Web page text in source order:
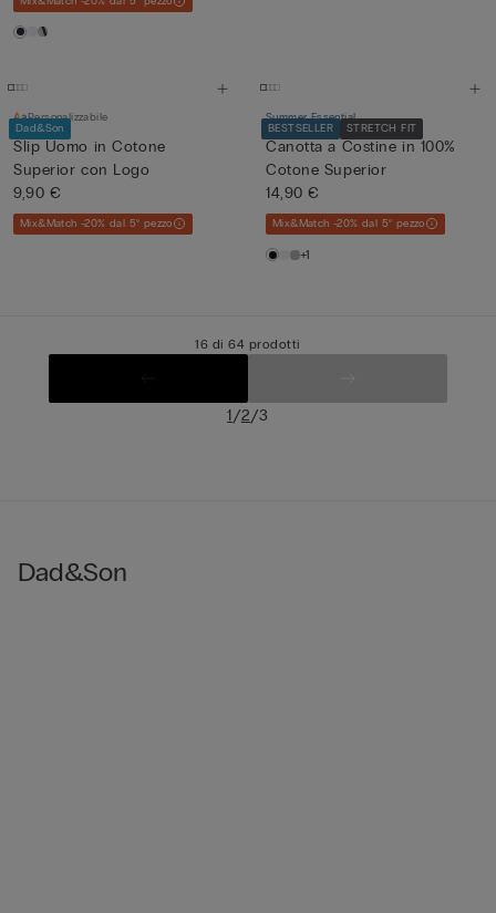
Dad&Son
Personalizzabile
Slip Uomo in Cotone
Superior con Logo
9,90 €
Mix&Match -20% dal 5° pezzo
BESTSELLER STRETCH FIT
Summer Essential
Canotta a Costine in 100%
Cotone Superior
14,90 €
Mix&Match -20% dal 5° pezzo
+1
16 di 64 prodotti
1/2/3
Dad&Son